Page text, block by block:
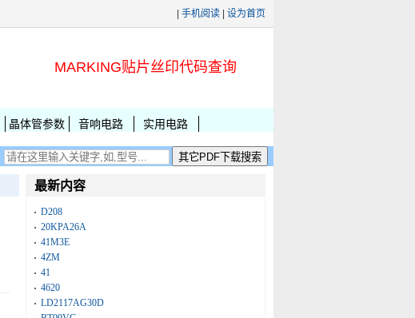
手机阅读 设为首页
MARKING贴片丝印代码查询
晶体管参数 音响电路 实用电路
最新内容
D208
20KPA26A
41M3E
4ZM
41
4620
LD2117AG30D